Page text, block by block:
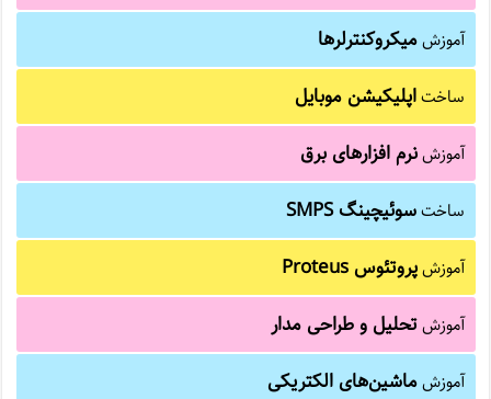
آموزشمیکروکنترلرها
ساختاپلیکیشن موبایل
آموزشنرم افزارهای برق
ساختسوئیچینگ SMPS
آموزشپروتئوس Proteus
آموزشتحلیل و طراحی مدار
آموزشماشین‌های الکتریکی